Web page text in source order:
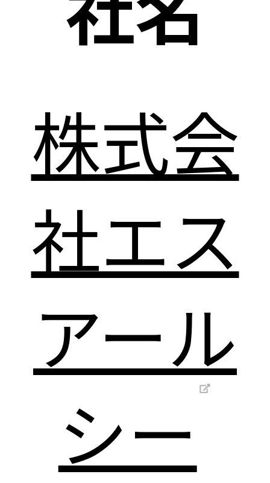
株式会
社エス
アール
シー